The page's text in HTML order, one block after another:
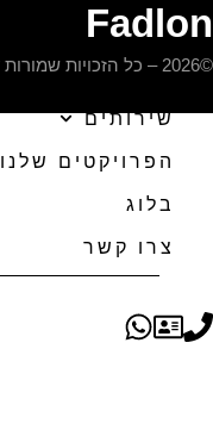
Fadlon
©2026 – כל הזכויות שמורות דורון פדלון והארי וורצברגר
דף הבית
אודות
שירותים
הפרויקטים שלנו
בלוג
צרו קשר